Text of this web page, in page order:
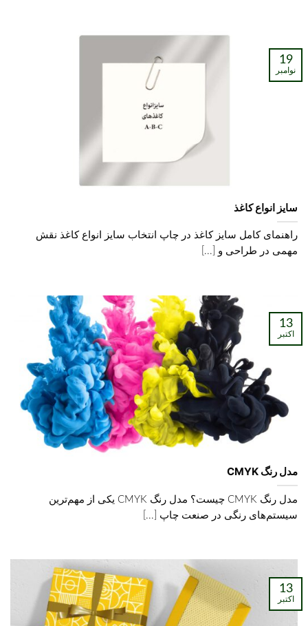
سایز انواع کاغذ
راهنمای کامل سایز کاغذ در چاپ انتخاب سایز انواع کاغذ نقش
مهمی در طراحی و [...]
19
نوامبر
مدل رنگ CMYK
مدل رنگ CMYK چیست؟ مدل رنگ CMYK یکی از مهم‌ترین
سیستم‌های رنگی در صنعت چاپ [...]
13
اکتبر
13
اکتبر